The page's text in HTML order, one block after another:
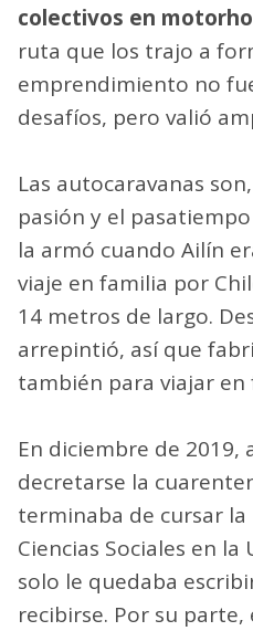
colectivos en
ruta que los trajo a
emprendimiento no
desafíos, pero valió
Las autocaravanas
pasión y el pasatiempo
la armó cuando Ailín
viaje en familia por
14 metros de largo.
arrepintió, así que
también para viajar en
En diciembre de 2019,
decretarse la
terminaba de cursar
Ciencias Sociales en
solo le quedaba
recibirse. Por su